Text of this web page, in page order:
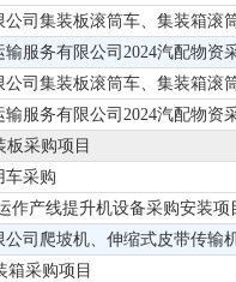
公司集装板滚筒车、集装箱滚
输服务有限公司2024汽配物资
公司集装板滚筒车、集装箱滚
服务有限公司2024汽配物资
板采购项目
车采购
作产线提升机设备采购安装项
公司爬坡机、伸缩式皮带传输
箱采购项目